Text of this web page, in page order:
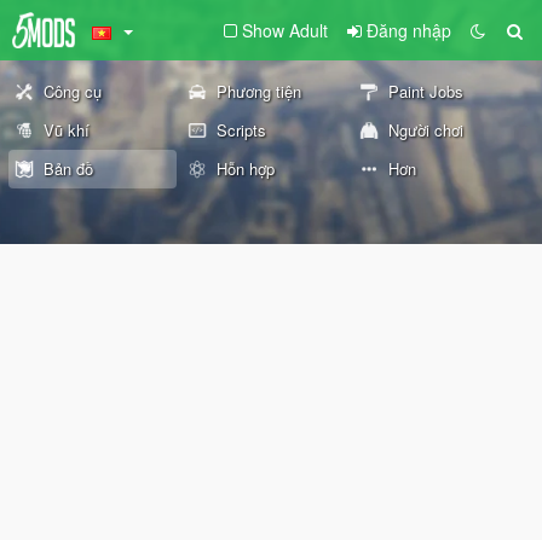
Show Adult Đăng nhập
Công cụ Phương tiện
Paint Jobs
Vũ khí
Scripts
Người chơi
Bản đồ
Hỗn hợp Hơn